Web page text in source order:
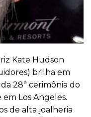
Kate Hudson
brilha em
28ª cerimônia do
em Los Angeles.
de alta joalheria